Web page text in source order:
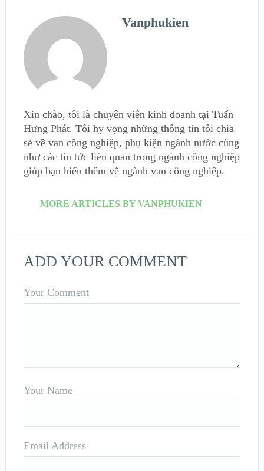
Vanphukien
Xin chào, tôi là chuyên viên kinh doanh tại Tuấn
Hưng Phát. Tôi hy vọng những thông tin tôi chia
sẻ về van công nghiệp, phụ kiện ngành nước cũng
như các tin tức liên quan trong ngành công nghiệp
giúp bạn hiểu thêm về ngành van công nghiệp.
MORE ARTICLES BY VANPHUKIEN
ADD YOUR COMMENT
Your Comment
Your Name
Email Address